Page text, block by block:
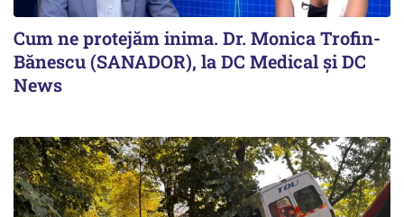
Cum ne protejăm inima. Dr. Monica Trofin-
Bănescu (SANADOR), la DC Medical și DC
News